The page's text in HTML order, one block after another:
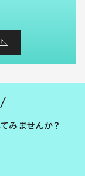
みませんか？